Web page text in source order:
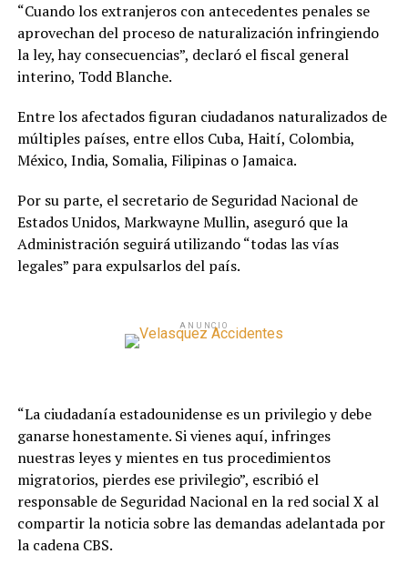
“Cuando los extranjeros con antecedentes penales se
aprovechan del proceso de naturalización infringiendo
la ley, hay consecuencias”, declaró el fiscal general
interino, Todd Blanche.
Entre los afectados figuran ciudadanos naturalizados de
múltiples países, entre ellos Cuba, Haití, Colombia,
México, India, Somalia, Filipinas o Jamaica.
Por su parte, el secretario de Seguridad Nacional de
Estados Unidos, Markwayne Mullin, aseguró que la
Administración seguirá utilizando “todas las vías
legales” para expulsarlos del país.
ANUNCIO
“La ciudadanía estadounidense es un privilegio y debe
ganarse honestamente. Si vienes aquí, infringes
nuestras leyes y mientes en tus procedimientos
migratorios, pierdes ese privilegio”, escribió el
responsable de Seguridad Nacional en la red social X al
compartir la noticia sobre las demandas adelantada por
la cadena CBS.